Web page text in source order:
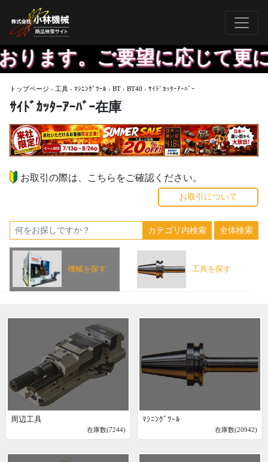
ご要望に応じて更に精度
トップページ › 工具 › ﾏｼﾆﾝｸﾞﾂｰﾙ › BT › BT40 › ｻｲﾄﾞｶｯﾀｰｱｰﾊﾞｰ
ｻｲﾄﾞｶｯﾀｰｱｰﾊﾞｰ在庫
お取引の際は、こちらをご確認ください。
お取引について
機械を探す 工具を探す
周辺工具
在庫数(7244)
ﾏｼﾆﾝｸﾞﾂｰﾙ
在庫数(20942)